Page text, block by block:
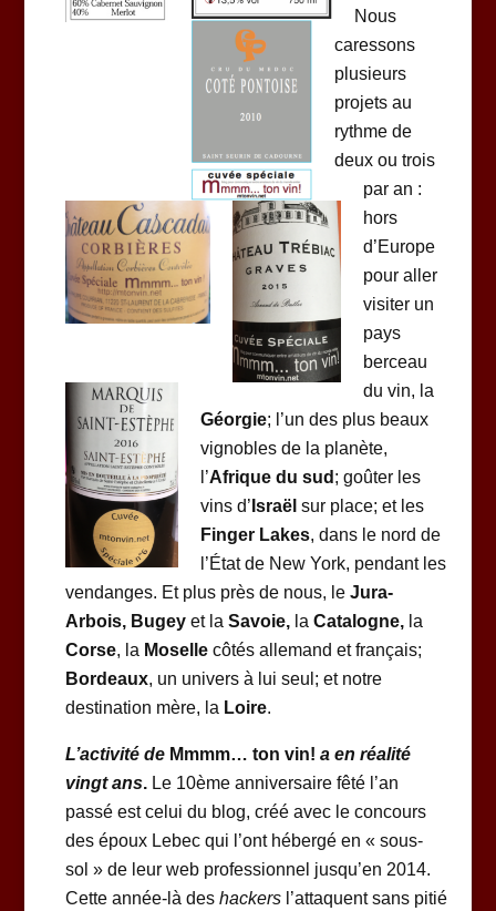
Nous
caressons
plusieurs
projets au
rythme de
deux ou trois
par an :
hors
d’Europe
pour aller
visiter un
pays
berceau
du vin, la
Géorgie; l’un des plus beaux
vignobles de la planète,
l’Afrique du sud ; goûter les
vins d’ Israël sur place; et les
Finger Lakes, dans le nord de
l’État de New York, pendant les
vendanges. Et plus près de nous, le Jura-
Arbois, Bugey et la Savoie, la Catalogne, la
Corse, la Mosellecôtés allemand et français;
Bordeaux, un univers à lui seul; et notre
destination mère, la Loire.
L’activité de Mmmm… ton vin! a en réalité
vingt ans.Le 10ème anniversaire fêté l’an
passé est celui du blog, créé avec le concours
des époux Lebec qui l’ont hébergé en « sous-
sol » de leur web professionnel jusqu’en 2014.
Cette année-là des hackersl’attaquent sans pitié